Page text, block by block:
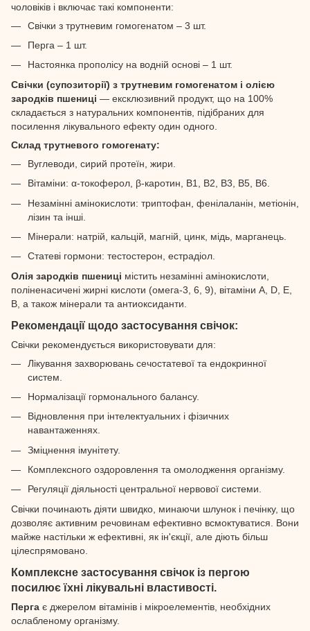
чоловіків і включає такі компоненти:
Свічки з трутневим гомогенатом – 3 шт.
Перга – 1 шт.
Настоянка прополісу на водній основі – 1 шт.
Свічки (супозиторії) з трутневим гомогенатом і олією
зародків пшениці — ексклюзивний продукт, що на 100%
складається з натуральних компонентів, підібраних для
посилення лікувального ефекту один одного.
Склад трутневого гомогенату:
Вуглеводи, сирий протеїн, жири.
Вітаміни: α-токоферол, β-каротин, В1, В2, В3, В5, В6.
Незамінні амінокислоти: триптофан, фенілаланін, метіонін,
лізин та інші.
Мінерали: натрій, кальцій, магній, цинк, мідь, марганець.
Статеві гормони: тестостерон, естрадіол.
Олія зародків пшениці містить незамінні амінокислоти,
поліненасичені жирні кислоти (омега-3, 6, 9), вітаміни A, D, E,
B, а також мінерали та антиоксиданти.
Рекомендації щодо застосування свічок:
Свічки рекомендується використовувати для:
Лікування захворювань сечостатевої та ендокринної
систем.
Нормалізації гормонального балансу.
Відновлення при інтелектуальних і фізичних
навантаженнях.
Зміцнення імунітету.
Комплексного оздоровлення та омолодження організму.
Регуляції діяльності центральної нервової системи.
Свічки починають діяти швидко, минаючи шлунок і печінку, що
дозволяє активним речовинам ефективно всмоктуватися. Вони
майже настільки ж ефективні, як ін'єкції, але діють більш
цілеспрямовано.
Комплексне застосування свічок із пергою
посилює їхні лікувальні властивості.
Перга є джерелом вітамінів і мікроелементів, необхідних
ослабленому організму.